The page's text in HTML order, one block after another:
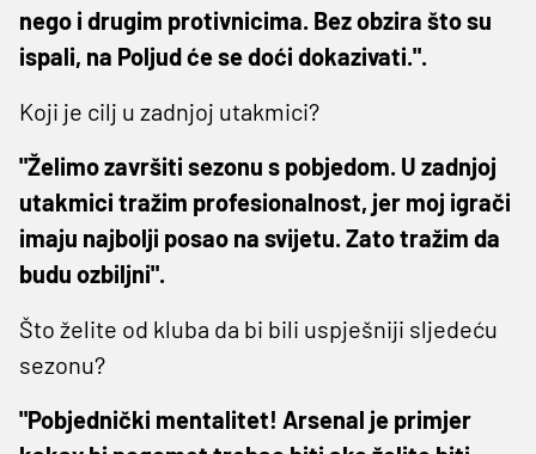
nego i drugim protivnicima. Bez obzira što su
ispali, na Poljud će se doći dokazivati.".
Koji je cilj u zadnjoj utakmici?
"Želimo završiti sezonu s pobjedom. U zadnjoj
utakmici tražim profesionalnost, jer moj igrači
imaju najbolji posao na svijetu. Zato tražim da
budu ozbiljni".
Što želite od kluba da bi bili uspješniji sljedeću
sezonu?
"Pobjednički mentalitet! Arsenal je primjer